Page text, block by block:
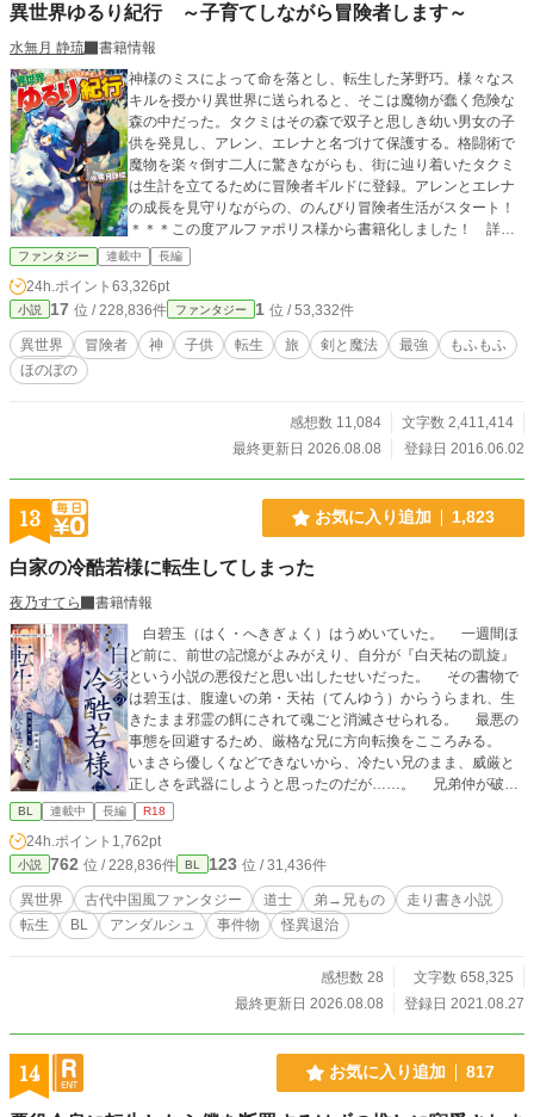
異世界ゆるり紀行 ～子育てしながら冒険者します～
水無月 静琉
書籍情報
神様のミスによって命を落とし、転生した茅野巧。様々なス
キルを授かり異世界に送られると、そこは魔物が蠢く危険な
森の中だった。タクミはその森で双子と思しき幼い男女の子
供を発見し、アレン、エレナと名づけて保護する。格闘術で
魔物を楽々倒す二人に驚きながらも、街に辿り着いたタクミ
は生計を立てるために冒険者ギルドに登録。アレンとエレナ
の成長を見守りながらの、のんびり冒険者生活がスタート！
＊＊＊この度アルファポリス様から書籍化しました！ 詳し
くは近況ボードにて！
ファンタジー 連載中 長編
24h.ポイント 63,326pt
小説 17 位 / 228,836件 ファンタジー 1 位 / 53,332件
異世界 冒険者 神 子供 転生 旅 剣と魔法 最強
もふもふ
ほのぼの
感想数 11,084
文字数 2,411,414
最終更新日 2026.08.08
登録日 2016.06.02
13 お気に入り追加 1,823
白家の冷酷若様に転生してしまった
夜乃すてら
書籍情報
白碧玉（はく・へきぎょく）はうめいていた。 一週間ほ
ど前に、前世の記憶がよみがえり、自分が『白天祐の凱旋』
という小説の悪役だと思い出したせいだった。 その書物で
は碧玉は、腹違いの弟・天祐（てんゆう）からうらまれ、生
きたまま邪霊の餌にされて魂ごと消滅させられる。 最悪の
事態を回避するため、厳格な兄に方向転換をこころみる。
いまさら優しくなどできないから、冷たい兄のまま、威厳と
正しさを武器にしようと思ったのだが……。 兄弟仲が破滅
するのを回避すればいいだけなのに、なぜか天祐は碧玉にな
つきはじめ……？ ※弟→兄ものです。（カップリング固
定〜） ※なんちゃって中華風ファンタジー小説です。 ※自分
できづいた時に修正するので、誤字脱字の報告は不要です。
◆2022年5月に、アンダルシュのほうで書籍化しました。
本編５万字＋番外編５万字の、約10万字加筆しておりますの
で、既読の方もお楽しみいただけるかと思います。 ※書籍
子――従兄弟であり、養子になったという設定に変わってい
BL 連載中 長編 R18
24h.ポイント 1,762pt
小説 762 位 / 228,836件 BL 123 位 / 31,436件
異世界 古代中国風ファンタジー 道士 弟→兄もの
走り書き小説
転生
BL アンダルシュ 事件物 怪異退治
感想数 28
文字数 658,325
最終更新日 2026.08.08
登録日 2021.08.27
14 お気に入り追加 817